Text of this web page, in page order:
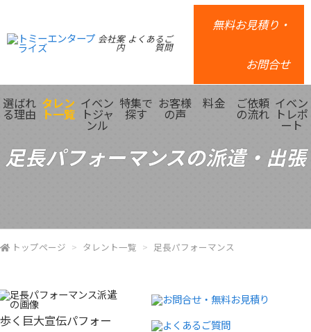
会社案
内
よくあるご
質問
無料お見積り・
お問合せ
選ばれ
る理由
タレン
ト一覧
イベン
トジャ
ンル
特集で
探す
お客様
の声
料金 ご依頼
の流れ
イベン
トレポ
ート
足長パフォーマンスの派遣・出張
トップページ タレント一覧 足長パフォーマンス
歩く巨大宣伝パフォー